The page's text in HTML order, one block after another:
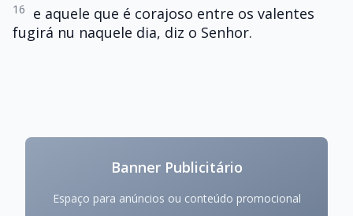
16
e aquele que é corajoso entre os valentes
fugirá nu naquele dia, diz o Senhor.
Banner Publicitário
Espaço para anúncios ou conteúdo promocional